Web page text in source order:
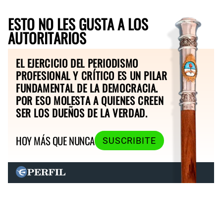
ESTO NO LES GUSTA A LOS
AUTORITARIOS
EL EJERCICIO DEL PERIODISMO
PROFESIONAL Y CRÍTICO ES UN PILAR
FUNDAMENTAL DE LA DEMOCRACIA.
POR ESO MOLESTA A QUIENES CREEN
SER LOS DUEÑOS DE LA VERDAD.
HOY MÁS QUE NUNCA
SUSCRIBITE